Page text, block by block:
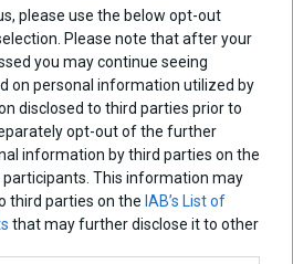
please use the below opt-out
Please note that after your
you may continue seeing
on personal information utilized by
disclosed to third parties prior to
opt-out of the further
information by third parties on the
participants. This information may
third parties on the IAB’s List of
that may further disclose it to other
ζώων δεν αντέχει βολικές ερμηνείες
στην καταγγελία: Η Ελλάδα πάντα
Μεσσία
driven επιχειρήσεις διαμορφώνουν το νέο